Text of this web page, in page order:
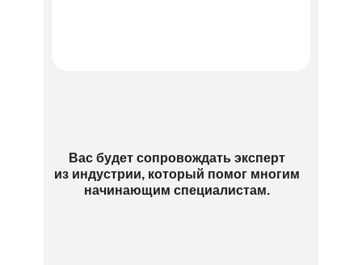
Вас будет сопровождать эксперт
из индустрии, который помог многим
начинающим специалистам.